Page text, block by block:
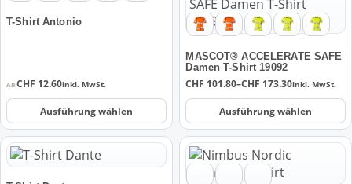
T-Shirt Antonio
AB:CHF 12.60inkl. MwSt.
Ausführung wählen
weist
Die
Optionen
können
auf
der
MASCOT® ACCELERATE SAFE
Damen T-Shirt 19092
CHF 101.80–CHF 173.30
Preisspanne:
bis
CHF 173.30
inkl. MwSt.
Ausführung wählen
weist
mehrere
Varianten
auf.
Die
Optionen
können
auf
der
Produktseite
Dieses
Produkt
Dieses
Produkt